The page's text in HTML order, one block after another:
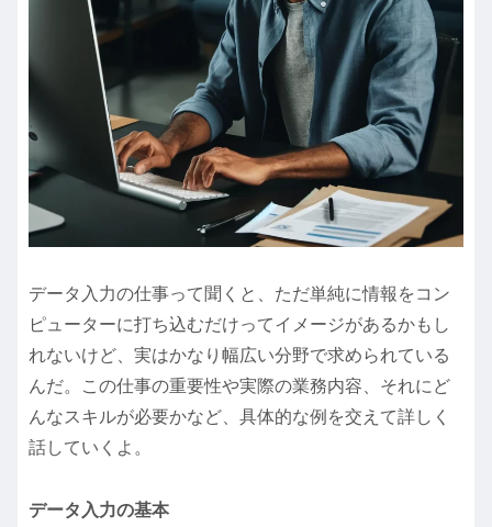
データ入力の仕事って聞くと、ただ単純に情報をコン
ピューターに打ち込むだけってイメージがあるかもし
れないけど、実はかなり幅広い分野で求められている
んだ。この仕事の重要性や実際の業務内容、それにど
んなスキルが必要かなど、具体的な例を交えて詳しく
話していくよ。
データ入力の基本